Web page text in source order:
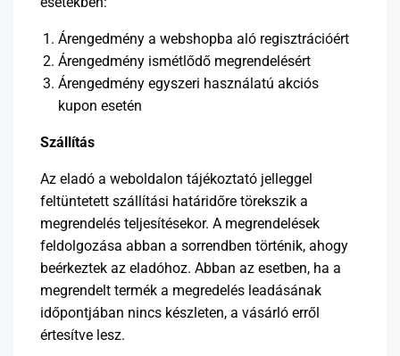
Árengedmény a webshopba aló regisztrációért
Árengedmény ismétlődő megrendelésért
Árengedmény egyszeri használatú akciós
kupon esetén
Szállítás
Az eladó a weboldalon tájékoztató jelleggel
feltüntetett szállítási határidőre törekszik a
megrendelés teljesítésekor. A megrendelések
feldolgozása abban a sorrendben történik, ahogy
beérkeztek az eladóhoz. Abban az esetben, ha a
megrendelt termék a megredelés leadásának
időpontjában nincs készleten, a vásárló erről
értesítve lesz.